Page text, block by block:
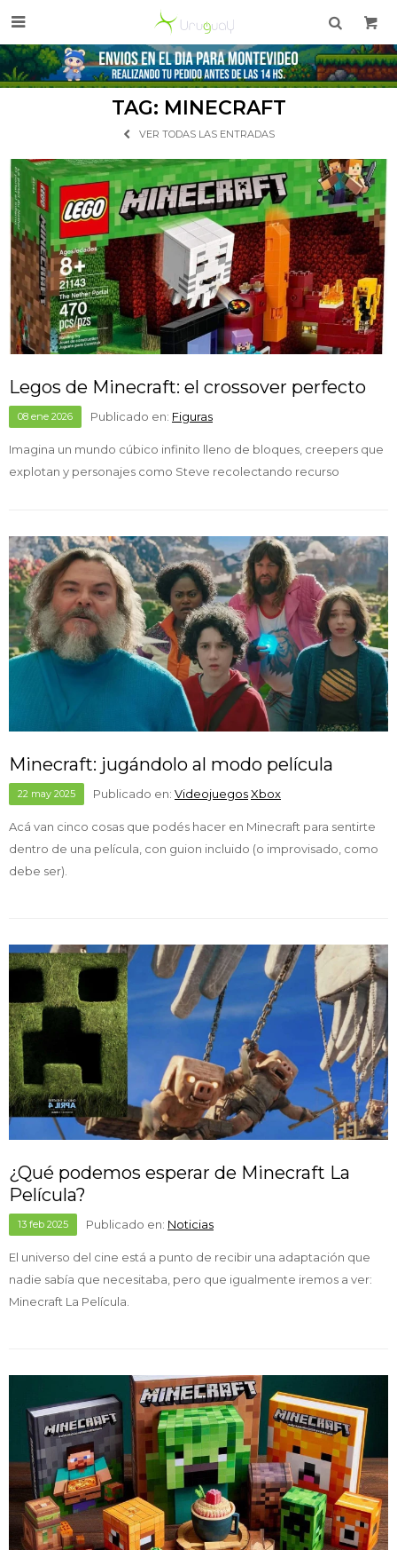

TAG: MINECRAFT
VER TODAS LAS ENTRADAS
Legos de Minecraft: el crossover perfecto
08 ene 2026 Publicado en: Figuras
Imagina un mundo cúbico infinito lleno de bloques, creepers que
explotan y personajes como Steve recolectando recurso
Minecraft: jugándolo al modo película
22 may 2025 Publicado en: VideojuegosXbox
Acá van cinco cosas que podés hacer en Minecraft para sentirte
dentro de una película, con guion incluido (o improvisado, como
debe ser).
¿Qué podemos esperar de Minecraft La
Película?
13 feb 2025 Publicado en: Noticias
El universo del cine está a punto de recibir una adaptación que
nadie sabía que necesitaba, pero que igualmente iremos a ver:
Minecraft La Película.